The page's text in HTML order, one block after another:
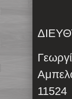
11524